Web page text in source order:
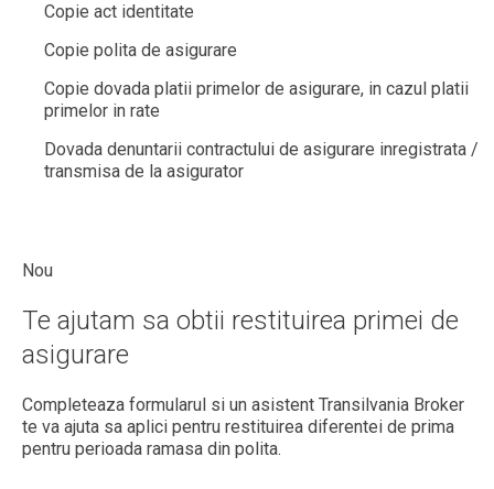
Copie act identitate
Copie polita de asigurare
Copie dovada platii primelor de asigurare, in cazul platii
primelor in rate
Dovada denuntarii contractului de asigurare inregistrata /
transmisa de la asigurator
Nou
Te ajutam sa obtii restituirea primei de
asigurare
Completeaza formularul si un asistent Transilvania Broker
te va ajuta sa aplici pentru restituirea diferentei de prima
pentru perioada ramasa din polita.